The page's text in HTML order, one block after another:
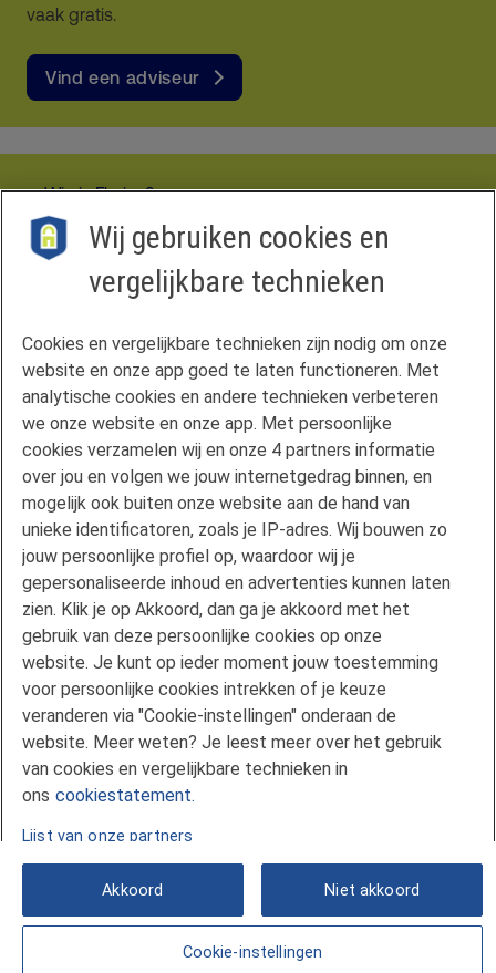
vaak gratis.
Vind een adviseur
Wie is Florius?
Disclaimer
Privacyverklaring
Vergelijkingskaart
Hypotheekvormen
Maximale hypotheek
Renteoverzicht
Mijn situatie wijzigt
Duurzaam wonen
mijnFlorius
Nieuwsbrieven
Pers
Vind een adviseur
Verwachting hypotheekrente
Service en Contact
Voorwaarden en formulieren
Klachtenregeling
Veelgestelde vragen
© 2026
Wij gebruiken cookies en
vergelijkbare technieken
Cookies en vergelijkbare technieken zijn nodig om onze
website en onze app goed te laten functioneren. Met
analytische cookies en andere technieken verbeteren
we onze website en onze app. Met persoonlijke
cookies verzamelen wij en onze 4 partners informatie
over jou en volgen we jouw internetgedrag binnen, en
mogelijk ook buiten onze website aan de hand van
unieke identificatoren, zoals je IP-adres. Wij bouwen zo
jouw persoonlijke profiel op, waardoor wij je
gepersonaliseerde inhoud en advertenties kunnen laten
zien. Klik je op Akkoord, dan ga je akkoord met het
gebruik van deze persoonlijke cookies op onze
website. Je kunt op ieder moment jouw toestemming
voor persoonlijke cookies intrekken of je keuze
veranderen via "Cookie-instellingen" onderaan de
website. Meer weten? Je leest meer over het gebruik
van cookies en vergelijkbare technieken in
ons cookiestatement.
Lijst van onze partners
Akkoord Niet akkoord
Cookie-instellingen